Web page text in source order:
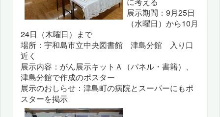
展示期間：9月25日
（水曜日）から10月
24日（木曜日）まで
場所：宇和島市立中央図書館 津島分館 入り口
近く
展示内容：がん展示キットＡ（パネル・書籍）、
津島分館で作成のポスター
展示のおしらせ：津島町の病院とスーパーにもポ
スターを掲示